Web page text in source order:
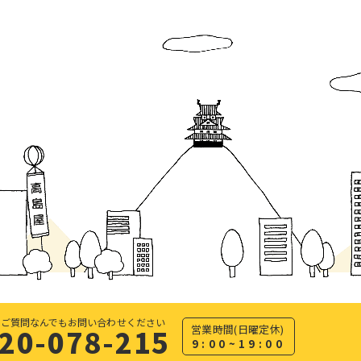
質問なんでもお問い合わせください
078-215
営業時間(日曜定休)
9:00~19:00